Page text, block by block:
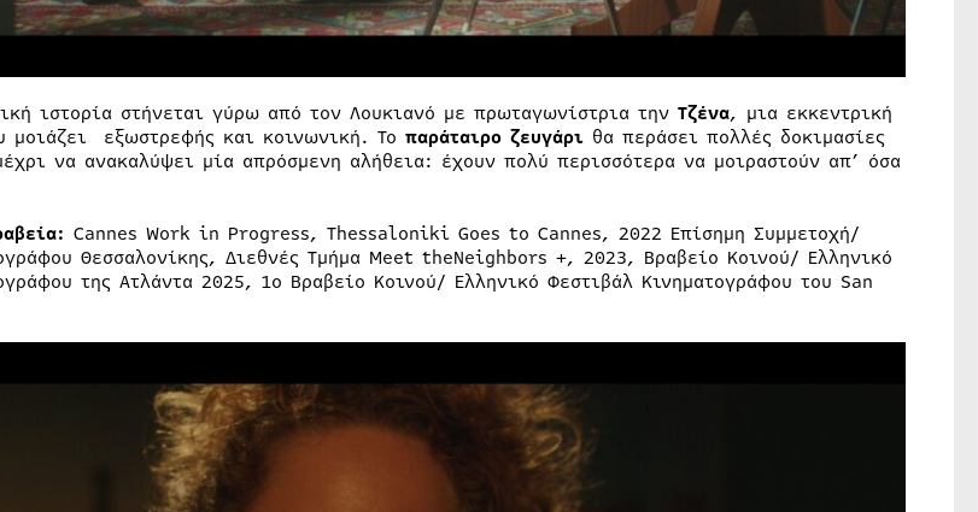
ιστορία στήνεται γύρω από τον Λουκιανό με πρωταγωνίστρια την Τζένα, μια εκκεντρική
μοιάζει εξωστρεφής και κοινωνική. Το παράταιρο ζευγάριθα περάσει πολλές δοκιμασίες
να ανακαλύψει μία απρόσμενη αλήθεια: έχουν πολύ περισσότερα να μοιραστούν απ’ όσα
Cannes Work in Progress, Thessaloniki Goes to Cannes, 2022 Επίσημη Συμμετοχή/
Θεσσαλονίκης, Διεθνές Τμήμα Meet theNeighbors +, 2023, Βραβείο Κοινού/ Ελληνικό
της Ατλάντα 2025, 1o Βραβείο Κοινού/ Ελληνικό Φεστιβάλ Κινηματογράφου του San